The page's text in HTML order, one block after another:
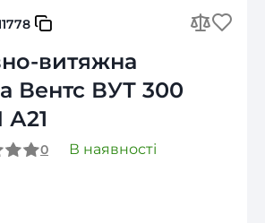
витяжна
Вентс ВУТ 300
0 В наявності